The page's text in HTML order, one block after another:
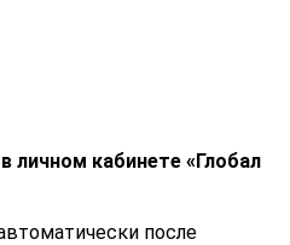
личном кабинете «Глобал
после